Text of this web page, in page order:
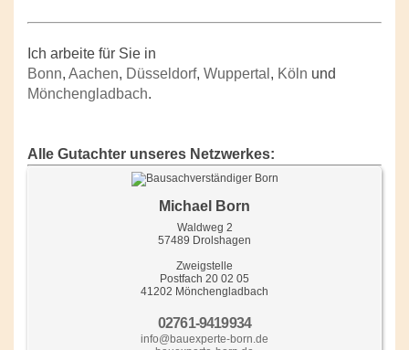
Ich arbeite für Sie in
Bonn, Aachen, Düsseldorf, Wuppertal , Köln und
Mönchengladbach.
Alle Gutachter unseres Netzwerkes:
Michael Born
Waldweg 2
57489 Drolshagen
Zweigstelle
Postfach 20 02 05
41202 Mönchengladbach
02761-9419934
info@bauexperte-born.de